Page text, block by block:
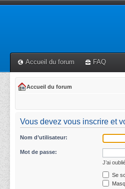
Accueil du forum FAQ
Accueil du forum
Vous devez vous inscrire et
Nom d’utilisateur:
Mot de passe:
J’ai
Se